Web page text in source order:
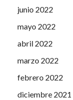
junio 2022
mayo 2022
abril 2022
marzo 2022
febrero 2022
diciembre 2021